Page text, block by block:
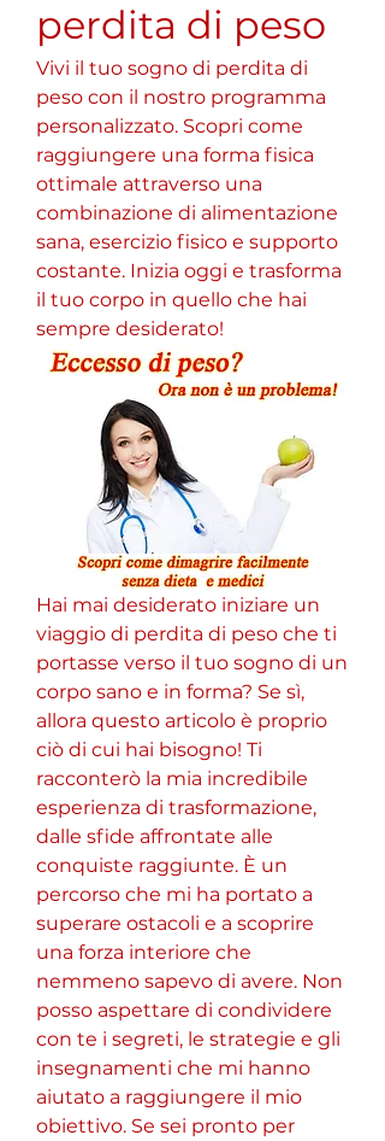
perdita di peso
Vivi il tuo sogno di perdita di
peso con il nostro programma
personalizzato. Scopri come
raggiungere una forma fisica
ottimale attraverso una
combinazione di alimentazione
sana, esercizio fisico e supporto
costante. Inizia oggi e trasforma
il tuo corpo in quello che hai
sempre desiderato!
Hai mai desiderato iniziare un
viaggio di perdita di peso che ti
portasse verso il tuo sogno di un
corpo sano e in forma? Se sì,
allora questo articolo è proprio
ciò di cui hai bisogno! Ti
racconterò la mia incredibile
esperienza di trasformazione,
dalle sfide affrontate alle
conquiste raggiunte. È un
percorso che mi ha portato a
superare ostacoli e a scoprire
una forza interiore che
nemmeno sapevo di avere. Non
posso aspettare di condividere
con te i segreti, le strategie e gli
insegnamenti che mi hanno
aiutato a raggiungere il mio
obiettivo. Se sei pronto per